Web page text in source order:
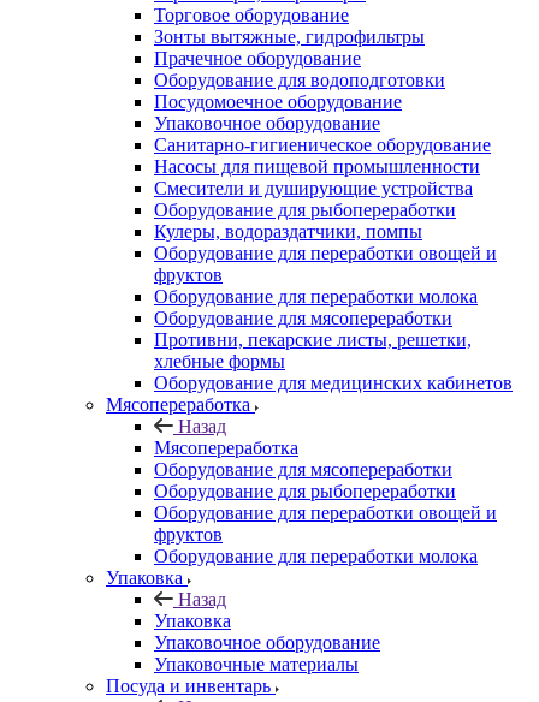
Торговое оборудование
Зонты вытяжные, гидрофильтры
Прачечное оборудование
Оборудование для водоподготовки
Посудомоечное оборудование
Упаковочное оборудование
Санитарно-гигиеническое оборудование
Насосы для пищевой промышленности
Смесители и душирующие устройства
Оборудование для рыбопереработки
Кулеры, водораздатчики, помпы
Оборудование для переработки овощей и
фруктов
Оборудование для переработки молока
Оборудование для мясопереработки
Противни, пекарские листы, решетки,
хлебные формы
Оборудование для медицинских кабинетов
Мясопереработка
Назад
Мясопереработка
Оборудование для мясопереработки
Оборудование для рыбопереработки
Оборудование для переработки овощей и
фруктов
Оборудование для переработки молока
Упаковка
Назад
Упаковка
Упаковочное оборудование
Упаковочные материалы
Посуда и инвентарь